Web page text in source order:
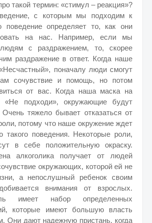
такой термин: «стимул – реакция»?
с которым мы подходим к
определяет то, как они
на нас. Например, если мы
с раздражением, то, скорее
раздражение в ответ. Когда наше
поначалу люди смогут
сочувствие и помощь, но потом
от вас. Когда наша маска на
«Не подходи», окружающие будут
Очень тяжело бывает отказаться от
потому что наше окружение ждет
такого поведения. Некоторые роли,
в себе положительную окраску.
алкоголика получает от людей
окружающих, которой ей не
а непослушный ребенок своим
внимания от взрослых.
имеет набор определенных
которые имеют большую власть
Они дают надежную пристань, когда